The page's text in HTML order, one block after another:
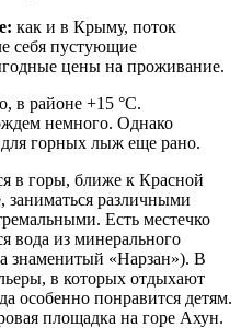
: как и в Крыму, поток
себя пустующие
цены на проживание.
в районе +15 °С.
немного. Однако
горных лыж еще рано.
в горы, ближе к Красной
заниматься различными
Есть местечко
вода из минерального
знаменитый «Нарзан»). В
в которых отдыхают
особенно понравится детям.
площадка на горе Ахун.